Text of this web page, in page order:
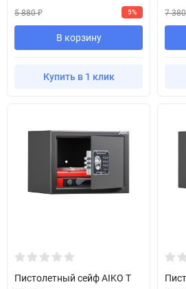
5 880₽ 5%
В корзину
Купить в 1 клик
7
Пистолетный сейф AIKO T